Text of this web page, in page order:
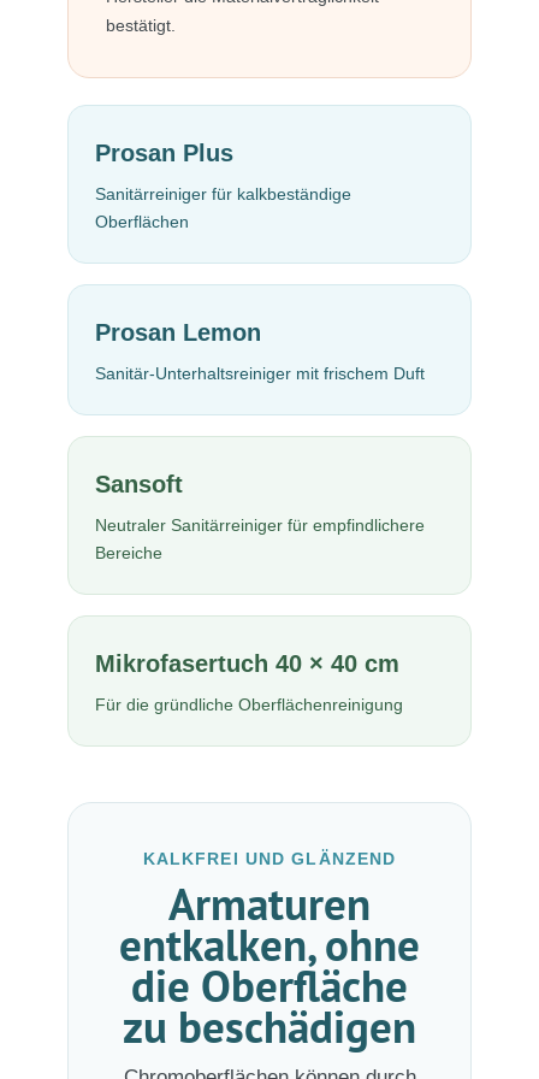
bestätigt.
Prosan Plus
Sanitärreiniger für kalkbeständige
Oberflächen
Prosan Lemon
Sanitär-Unterhaltsreiniger mit frischem Duft
Sansoft
Neutraler Sanitärreiniger für empfindlichere
Bereiche
Mikrofasertuch 40 × 40 cm
Für die gründliche Oberflächenreinigung
KALKFREI UND GLÄNZEND
Armaturen
entkalken, ohne
die Oberfläche
zu beschädigen